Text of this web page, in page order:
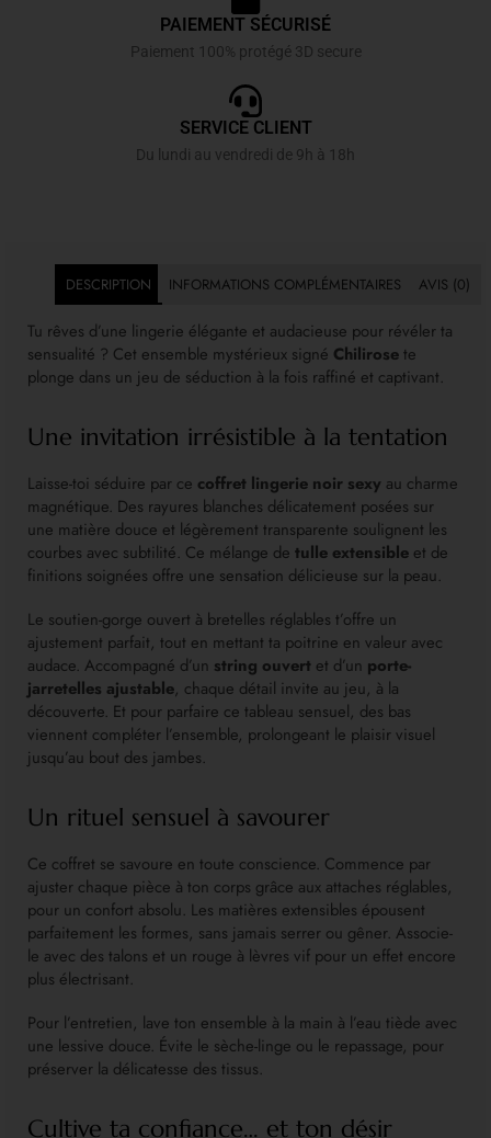
PAIEMENT SÉCURISÉ
Paiement 100% protégé 3D secure
SERVICE CLIENT
Du lundi au vendredi de 9h à 18h
DESCRIPTION INFORMATIONS COMPLÉMENTAIRES AVIS (0)
Tu rêves d’une lingerie élégante et audacieuse pour révéler ta
sensualité ? Cet ensemble mystérieux signé Chilirosete
plonge dans un jeu de séduction à la fois raffiné et captivant.
Une invitation irrésistible à la tentation
Laisse-toi séduire par ce coffret lingerie noir sexy au charme
magnétique. Des rayures blanches délicatement posées sur
une matière douce et légèrement transparente soulignent les
courbes avec subtilité. Ce mélange de tulle extensible et de
finitions soignées offre une sensation délicieuse sur la peau.
Le soutien-gorge ouvert à bretelles réglables t’offre un
ajustement parfait, tout en mettant ta poitrine en valeur avec
audace. Accompagné d’un string ouvert et d’un porte-
jarretelles ajustable, chaque détail invite au jeu, à la
découverte. Et pour parfaire ce tableau sensuel, des bas
viennent compléter l’ensemble, prolongeant le plaisir visuel
jusqu’au bout des jambes.
Un rituel sensuel à savourer
Ce coffret se savoure en toute conscience. Commence par
ajuster chaque pièce à ton corps grâce aux attaches réglables,
pour un confort absolu. Les matières extensibles épousent
parfaitement les formes, sans jamais serrer ou gêner. Associe-
le avec des talons et un rouge à lèvres vif pour un effet encore
plus électrisant.
Pour l’entretien, lave ton ensemble à la main à l’eau tiède avec
une lessive douce. Évite le sèche-linge ou le repassage, pour
préserver la délicatesse des tissus.
Cultive ta confiance… et ton désir